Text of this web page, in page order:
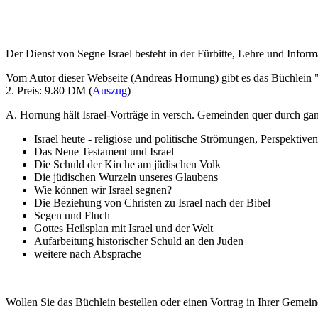
Der Dienst von Segne Israel besteht in der Fürbitte, Lehre und
Vom Autor dieser Webseite (Andreas Hornung) gibt es das
2. Preis: 9.80 DM (Auszug)
A. Hornung hält Israel-Vorträge in versch. Gemeinden quer durch
Israel heute - religiöse und politische Strömungen, Perspektiven
Das Neue Testament und Israel
Die Schuld der Kirche am jüdischen Volk
Die jüdischen Wurzeln unseres Glaubens
Wie können wir Israel segnen?
Die Beziehung von Christen zu Israel nach der Bibel
Segen und Fluch
Gottes Heilsplan mit Israel und der Welt
Aufarbeitung historischer Schuld an den Juden
weitere nach Absprache
Wollen Sie das Büchlein bestellen oder einen Vortrag in Ihrer